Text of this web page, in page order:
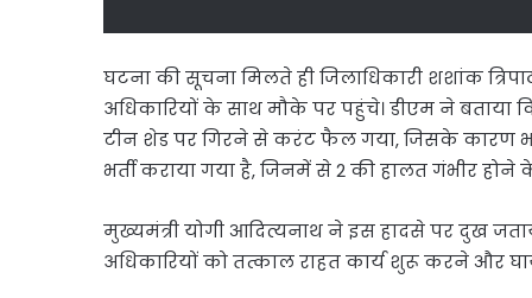
घटना की सूचना मिलते ही जिलाधिकारी शशांक
अधिकारियों के साथ मौके पर पहुंचे। डीएम ने
टीन शेड पर गिरने से करंट फैल गया, जिसके कारण
भर्ती कराया गया है, जिनमें से 2 की हालत गंभीर
मुख्यमंत्री योगी आदित्यनाथ ने इस हादसे पर दुख
अधिकारियों को तत्काल राहत कार्य शुरू करने और